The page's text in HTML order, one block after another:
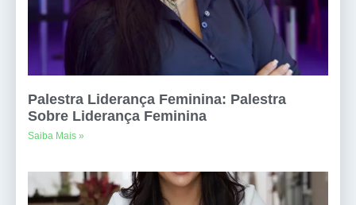
Palestra Liderança Feminina: Palestra
Sobre Liderança Feminina
Saiba Mais »